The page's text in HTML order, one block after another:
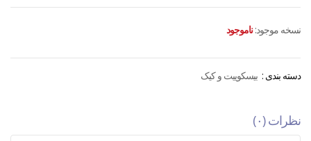
نسخه موجود: ناموجود
دسته بندی : بیسکوییت و کیک
نظرات (۰)